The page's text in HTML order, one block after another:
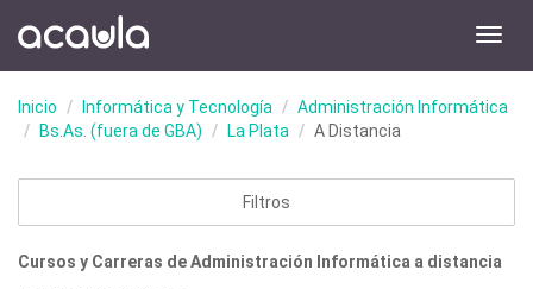
Inicio Informática y Tecnología
Administración Informática
Bs.As. (fuera de GBA)
La Plata A Distancia
Filtros
Cursos y Carreras de Administración Informática a distancia